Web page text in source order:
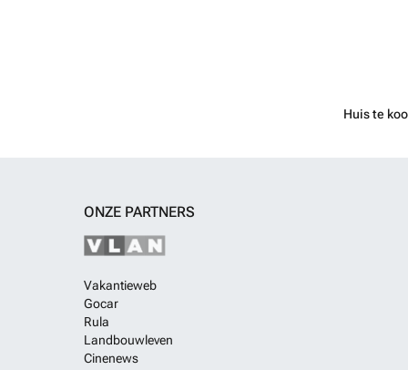
Huis te
ONZE PARTNERS
Vakantieweb
Gocar
Rula
Landbouwleven
Cinenews